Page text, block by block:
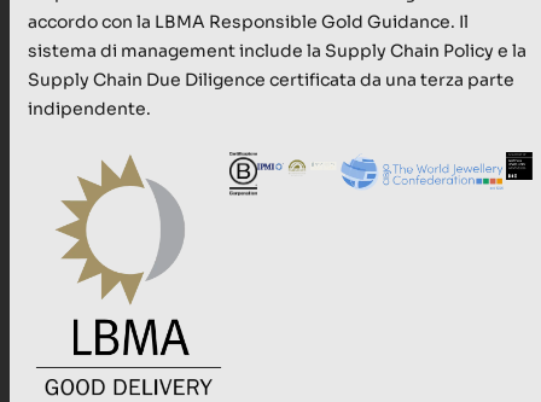
accordo con la LBMA Responsible Gold Guidance. Il
sistema di management include la Supply Chain Policy e la
Supply Chain Due Diligence certificata da una terza parte
indipendente.